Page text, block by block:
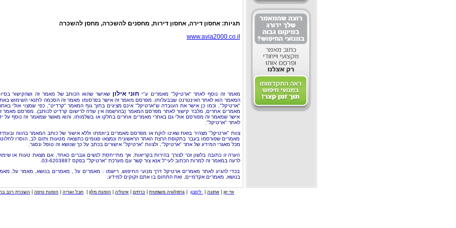
תגיות: אחסון דירה, אחסון דירות, מחסנים להשכרה, מחסן להשכרה
www.avia2000.co.il
מאמר זה נוסף לאתר "ארטיקל" מאמרים ע"י חוני אילון שאישר שהוא הכותב של מאמר זה ושהקישור
המאמר הוא לאתר האינטרנט שבבעלותו, מפרסם מאמר זה אישר בפרסומו מאמר זה הסכמה לתנאי השימוש
"ארטיקל", וכמו כן אישר את העובדה ש"ארטיקל" אינם מציגים בתוך גוף המאמר "קרדיט", כפי שמצוי אולי
מאמרים אחרים, מלבד קישור לאתר מפרסם המאמר (בהרשמה אין שדה לרישום קרדיט לכותב). מפרסם מאמר
אישר שמאמר זה מפורסם אולי גם באתרי מאמרים אחרים בחלקו או בשלמותו, והוא מאשר שמאמר זה נוסף על
לאתר "ארטיקל".
צוות "ארטיקל" מצהיר בזאת שאינו לוקח או מפרסם מאמרים ביוזמתו וללא אישור של כותב המאמר בהווה
מאמרים שפורסמו בעבר בתקופת הרצת האתר הראשונית ונמצאו פגומים כתוצאה מטעות ותום לב, הוסרו
מכל מאגרי המידע של אתר "ארטיקל", ולצוות "ארטיקל" אישורים בכתב על כך שנושא זה טופל ונסגר.
הערה זו כתובה בלשון זכר לצורך בהירות בקריאות, אך מתייחסת לנשים וגברים כאחד, אם מצאת טעות או
לרעה במאמר זה למרות הכתוב לעי"ל אנא צור קשר עם מערכת "ארטיקל" בפקס 03-6203887.
בכדי להגיע לאתר מאמרים ארטיקל דרך מנועי החיפוש, רישמו : מאמרים על , מאמרים בנושא, מאמר על,
בנושא, מאמרים אקדמיים, ואת התחום בו אתם זקוקים למידע.
איי יוון אתונה ליסבון גרפולוגיה משפטית כרתים איטליה הזמנת מלון חבל זגוריה הזמנת טיסה השכרת רכב